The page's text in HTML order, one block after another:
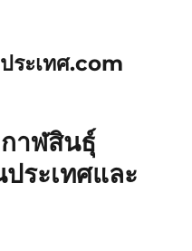
ระเทศ.com
าฬสินธุ์
ระเทศและ